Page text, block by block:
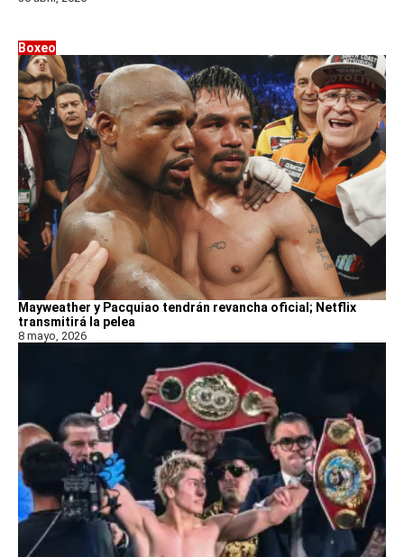
Boxeo
Mayweather y Pacquiao tendrán revancha oficial; Netflix
transmitirá la pelea
8 mayo, 2026